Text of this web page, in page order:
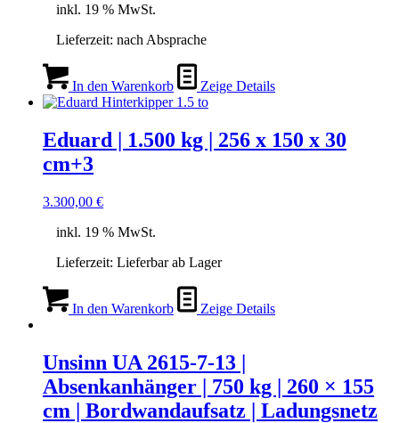
inkl. 19 % MwSt.
Lieferzeit: nach Absprache
In den Warenkorb Zeige Details
Eduard | 1.500 kg | 256 x 150 x 30
cm+3
3.300,00 €
inkl. 19 % MwSt.
Lieferzeit: Lieferbar ab Lager
In den Warenkorb Zeige Details
Unsinn UA 2615-7-13 |
Absenkanhänger | 750 kg | 260 × 155
cm | Bordwandaufsatz | Ladungsnetz